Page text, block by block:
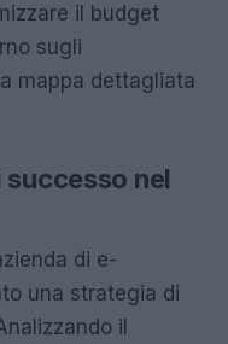
il budget
sugli
mappa dettagliata
nel
di e-
una strategia di
il